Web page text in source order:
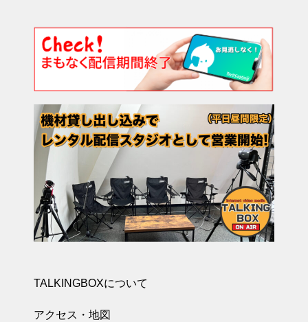
TALKINGBOXについて
アクセス・地図